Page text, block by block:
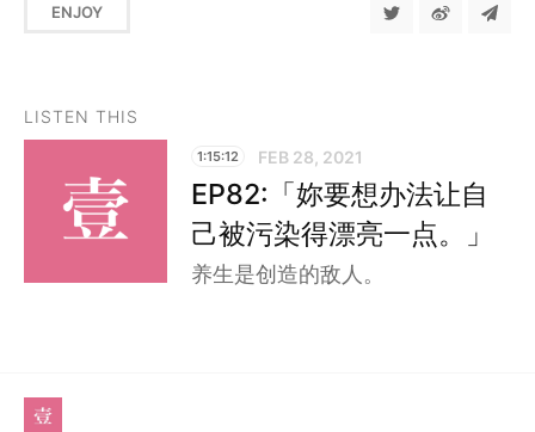
ENJOY
LISTEN THIS
1:15:12 FEB 28, 2021
EP82:「妳要想办法让自
己被污染得漂亮一点。」
养生是创造的敌人。